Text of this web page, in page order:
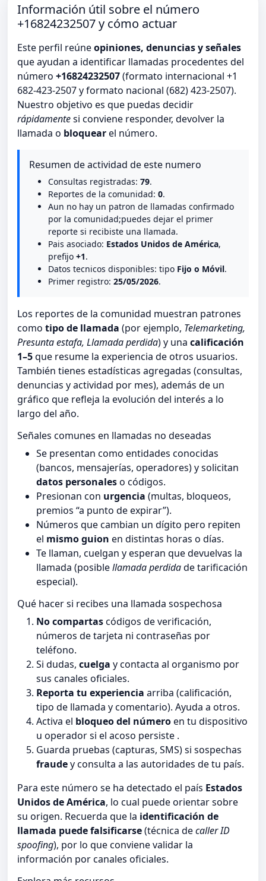
Información útil sobre el número
+16824232507 y cómo actuar
Este perfil reúneopiniones, denuncias y señales
que ayudan a identificar llamadas procedentes del
número +16824232507(formato internacional +1
682-423-2507 y formato nacional (682) 423-2507).
Nuestro objetivo es que puedas decidir
rápidamentesi conviene responder, devolver la
llamada o bloquearel número.
Resumen de actividad de este numero
Consultas registradas: 79.
Reportes de la comunidad: 0.
Aun no hay un patron de llamadas confirmado
por la comunidad;puedes dejar el primer
reporte si recibiste una llamada.
Pais asociado: Estados Unidos de América,
prefijo +1.
Datos tecnicos disponibles: tipo Fijo o Móvil.
Primer registro: 25/05/2026.
Los reportes de la comunidad muestran patrones
como tipo de llamada (por ejemplo, Telemarketing,
Presunta estafa, Llamada perdida) y una calificación
1–5que resume la experiencia de otros usuarios.
También tienes estadísticas agregadas (consultas,
denuncias y actividad por mes), además de un
gráfico que refleja la evolución del interés a lo
largo del año.
Señales comunes en llamadas no deseadas
Se presentan como entidades conocidas
(bancos, mensajerías, operadores) y solicitan
datos personaleso códigos.
Presionan con urgencia (multas, bloqueos,
premios “a punto de expirar”).
Números que cambian un dígito pero repiten
el mismo guion en distintas horas o días.
Te llaman, cuelgan y esperan que devuelvas la
llamada (posiblellamada perdidade tarificación
especial).
Qué hacer si recibes una llamada sospechosa
No compartascódigos de verificación,
números de tarjeta ni contraseñas por
teléfono.
Si dudas, cuelga y contacta al organismo por
sus canales oficiales.
Reporta tu experiencia arriba (calificación,
tipo de llamada y comentario). Ayuda a otros.
Activa el bloqueo del númeroen tu dispositivo
u operador si el acoso persiste .
Guarda pruebas (capturas, SMS) si sospechas
fraudey consulta a las autoridades de tu país.
Para este número se ha detectado el país Estados
Unidos de América, lo cual puede orientar sobre
su origen. Recuerda que la identificación de
llamada puede falsificarse(técnica decaller ID
spoofing), por lo que conviene validar la
información por canales oficiales.